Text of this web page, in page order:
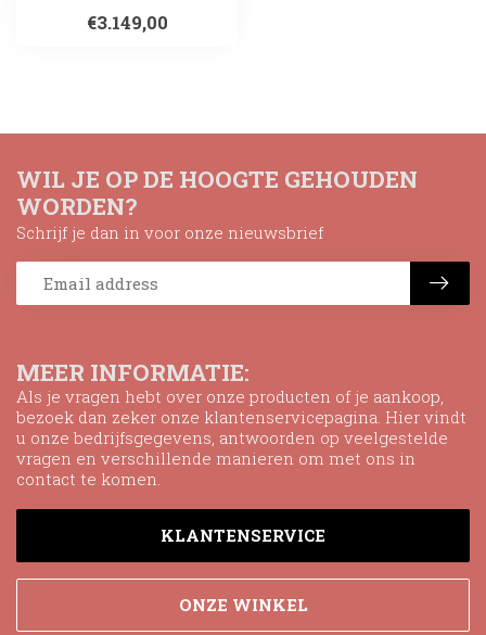
€3.149,00
MEER INFORMATIE:
Als je vragen hebt over onze producten of je aankoop,
bezoek dan zeker onze klantenservicepagina. Hier vindt
u onze bedrijfsgegevens, antwoorden op veelgestelde
vragen en verschillende manieren om met ons in
contact te komen.
KLANTENSERVICE
ONZE WINKEL
WIL JE OP DE HOOGTE GEHOUDEN
WORDEN?
Schrijf je dan in voor onze nieuwsbrief